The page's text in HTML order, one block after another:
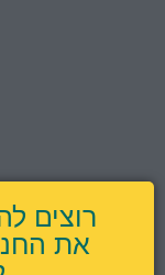
רוצים
את